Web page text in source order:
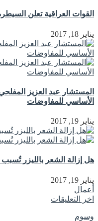
القوات العراقية تعلن
يناير 18, 2017
المستشار عبد العزيز
الأساسي للمفاوضات
يناير 19, 2017
هل إزالة الشعر بالليزر
يناير 19, 2017
أعمال
اخر التعليقات
وسوم